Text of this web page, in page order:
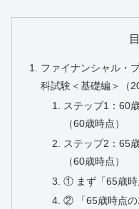
ファイナンシャル
科試験＜基礎編＞（
ステップ1：60
（60歳時点）
ステップ2：65
（60歳時点）
① まず「65歳時
② 「65歳時点の